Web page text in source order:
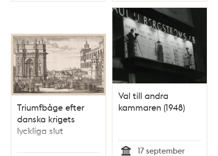
numera ligger
Triumfbåge efter
danska krigets
lyckliga slut
Val till andra
kammaren (1948)
17 september